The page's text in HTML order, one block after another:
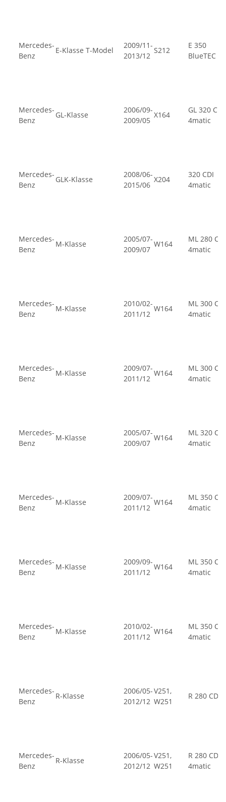
Mercedes-
Benz
E-Klasse T-Model
2009/11-
2013/12
S212
E 350
BlueTEC
Mercedes-
Benz
GL-Klasse
2006/09-
2009/05
X164
GL 320 CDI
4matic
Mercedes-
Benz
GLK-Klasse
2008/06-
2015/06
X204
320 CDI
4matic
Mercedes-
Benz
M-Klasse
2005/07-
2009/07
W164
ML 280 CDI
4matic
Mercedes-
Benz
M-Klasse
2010/02-
2011/12
W164
ML 300 CDI
4matic
Mercedes-
Benz
M-Klasse
2009/07-
2011/12
W164
ML 300 CDI
4matic
Mercedes-
Benz
M-Klasse
2005/07-
2009/07
W164
ML 320 CDI
4matic
Mercedes-
Benz
M-Klasse
2009/07-
2011/12
W164
ML 350 CDI
4matic
Mercedes-
Benz
M-Klasse
2009/09-
2011/12
W164
ML 350 CDI
4matic
Mercedes-
Benz
M-Klasse
2010/02-
2011/12
W164
ML 350 CDI
4matic
Mercedes-
Benz
R-Klasse
2006/05-
2012/12
V251,
W251
R 280 CDI
Mercedes-
Benz
R-Klasse
2006/05-
2012/12
V251,
W251
R 280 CDI
4matic